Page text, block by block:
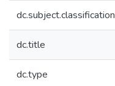
dc.subject.classification
dc.title
dc.type